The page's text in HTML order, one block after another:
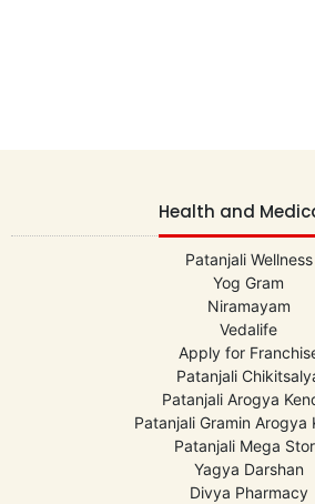
Health and
Patanjali Wellness
Yog Gram
Niramayam
Vedalife
Apply for
Patanjali
Patanjali Arogya
Patanjali Gramin Arogya
Patanjali Mega
Yagya Darshan
Divya Pharmacy